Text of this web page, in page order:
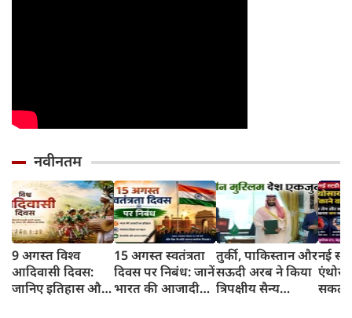
नवीनतम
9 अगस्त विश्व
आदिवासी दिवस:
जानिए इतिहास और
15 अगस्त स्वतंत्रता
दिवस पर निबंध: जानें
भारत की आजादी
तुर्की, पाकिस्तान और
सऊदी अरब ने किया
त्रिपक्षीय सैन्य
नई
सकता